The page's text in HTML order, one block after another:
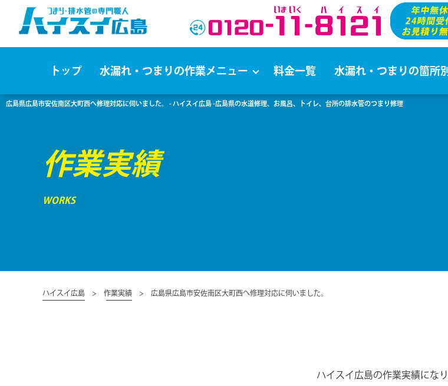
トップ 水漏れ・つまりの作業メニュー 料金一覧 水漏れ・つまりの箇所
広島県広島市安佐南区大町西へ修理対応に伺いました。 - ハイスイ広島 -広島県の水道修理、お風呂、トイレ、台所の排水管のつまり修理
作業実績
WORKS
ハイスイ広島 作業実績 広島県広島市安佐南区大町西へ修理対応に伺いました。
ハイスイ広島の作業実績になり